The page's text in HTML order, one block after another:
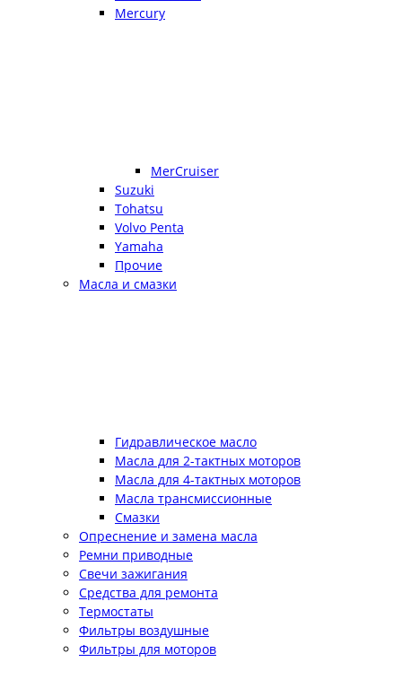
Mercury
MerCruiser
Suzuki
Tohatsu
Volvo Penta
Yamaha
Прочие
Масла и смазки
Гидравлическое масло
Масла для 2-тактных моторов
Масла для 4-тактных моторов
Масла трансмиссионные
Смазки
Опреснение и замена масла
Ремни приводные
Свечи зажигания
Средства для ремонта
Термостаты
Фильтры воздушные
Фильтры для моторов